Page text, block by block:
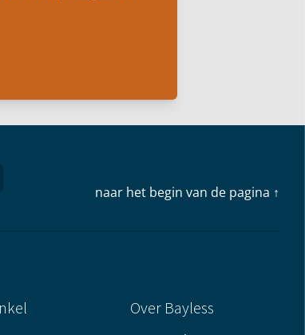
naar het begin van de pagina ↑
Over Bayless